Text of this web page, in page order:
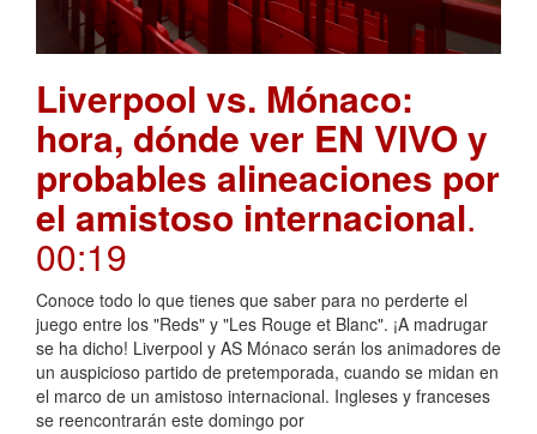
Liverpool vs. Mónaco:
hora, dónde ver EN VIVO y
probables alineaciones por
el amistoso internacional.
00:19
Conoce todo lo que tienes que saber para no perderte el
juego entre los "Reds" y "Les Rouge et Blanc". ¡A madrugar
se ha dicho! Liverpool y AS Mónaco serán los animadores de
un auspicioso partido de pretemporada, cuando se midan en
el marco de un amistoso internacional. Ingleses y franceses
se reencontrarán este domingo por